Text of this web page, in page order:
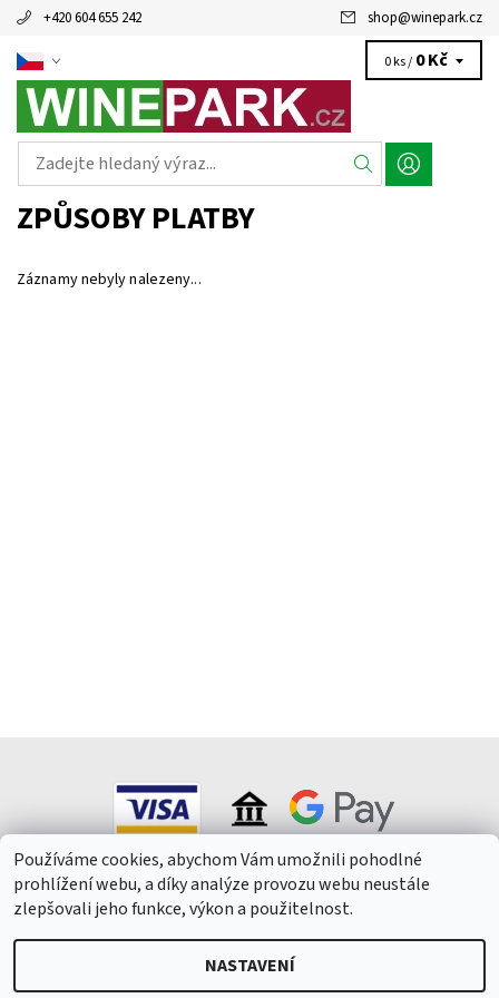
+420 604 655 242 shop@winepark.cz
0 ks / 0 Kč
ZPŮSOBY PLATBY
Záznamy nebyly nalezeny...
Používáme cookies, abychom Vám umožnili pohodlné
prohlížení webu, a díky analýze provozu webu neustále
zlepšovali jeho funkce, výkon a použitelnost.
NASTAVENÍ